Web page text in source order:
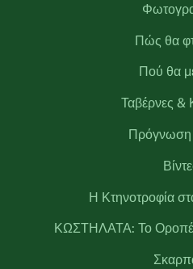
Πώς θα
Πού θα
Ταβέρνες &
Πρόγνωση
Η Κτηνοτροφία
ΚΩΣΤΗΛΑΤΑ: Το